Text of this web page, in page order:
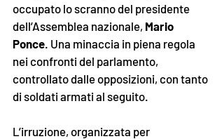
occupato lo scranno del presidente
dell’Assemblea nazionale, Mario
Ponce. Una minaccia in piena regola
nei confronti del parlamento,
controllato dalle opposizioni, con tanto
di soldati armati al seguito.
L’irruzione, organizzata per